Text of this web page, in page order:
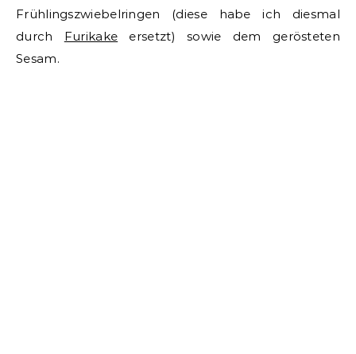
Frühlingszwiebelringen (diese habe ich diesmal
durch Furikake ersetzt) sowie dem gerösteten
Sesam.